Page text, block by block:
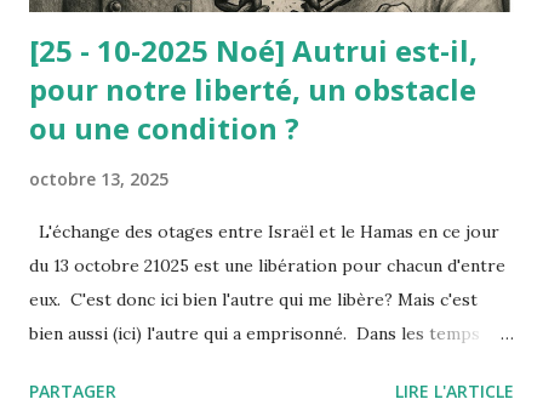
[25 - 10-2025 Noé] Autrui est-il,
pour notre liberté, un obstacle
ou une condition ?
octobre 13, 2025
L'échange des otages entre Israël et le Hamas en ce jour
du 13 octobre 21025 est une libération pour chacun d'entre
eux. C'est donc ici bien l'autre qui me libère? Mais c'est
bien aussi (ici) l'autre qui a emprisonné. Dans les temps
PARTAGER LIRE L'ARTICLE